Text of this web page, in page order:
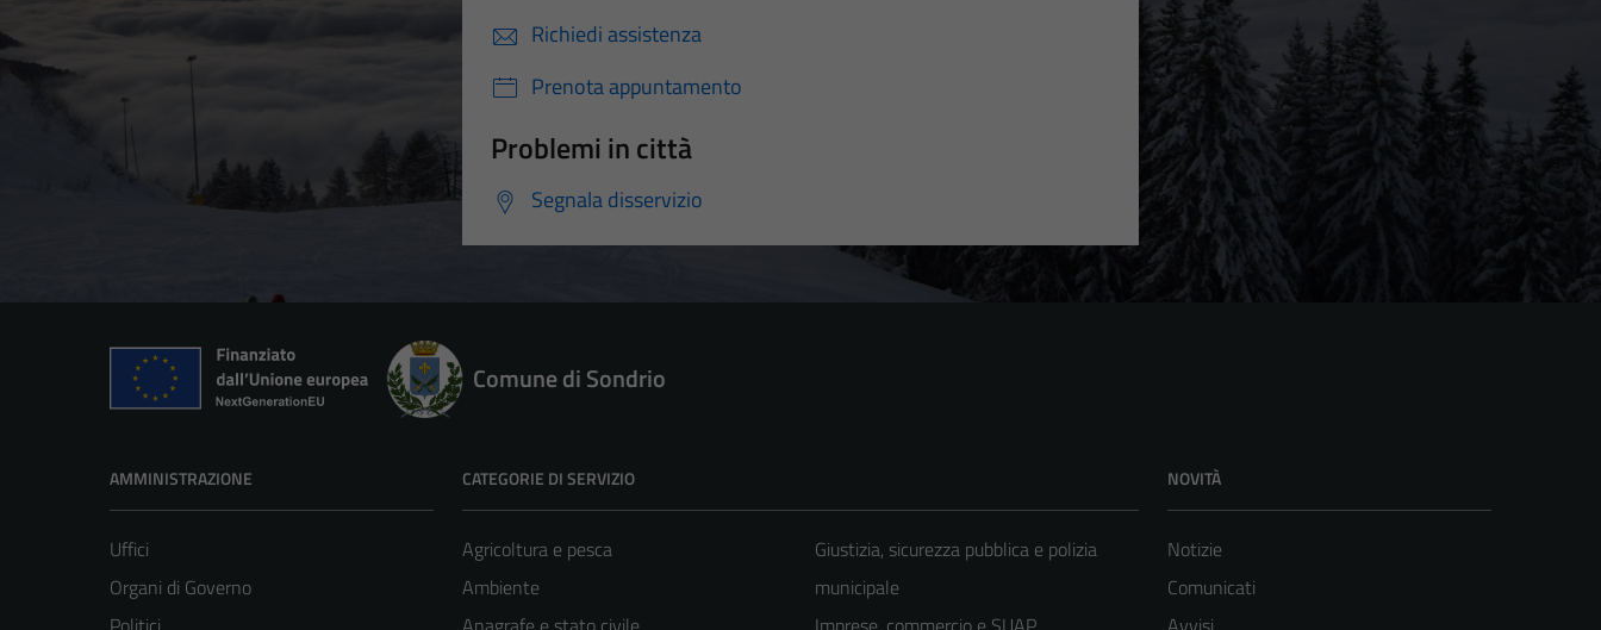
Richiedi assistenza
Prenota appuntamento
Problemi in città
Segnala disservizio
Comune di Sondrio
AMMINISTRAZIONE
Uffici
Organi di Governo
CATEGORIE DI SERVIZIO
Agricoltura e pesca
Ambiente
Giustizia, sicurezza pubblica e polizia
municipale
NOVITÀ
Notizie
Comunicati